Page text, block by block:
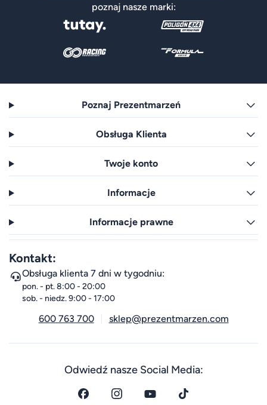
poznaj nasze marki:
Poznaj Prezentmarzeń
Obsługa Klienta
Twoje konto
Informacje
Informacje prawne
Kontakt:
Obsługa klienta 7 dni w tygodniu:
pon. - pt. 8:00 - 20:00
sob. - niedz. 9:00 - 17:00
600 763 700 sklep@prezentmarzen.com
Odwiedź nasze Social Media: